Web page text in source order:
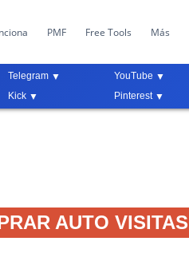
PMF Free Tools Más
Telegram YouTube
Kick Pinterest
AUTO